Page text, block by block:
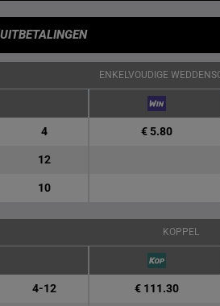
UITBETALINGEN
ENKELVOUDIGE
4 € 5.80
12
10
KOPPEL
4-12 € 111.30